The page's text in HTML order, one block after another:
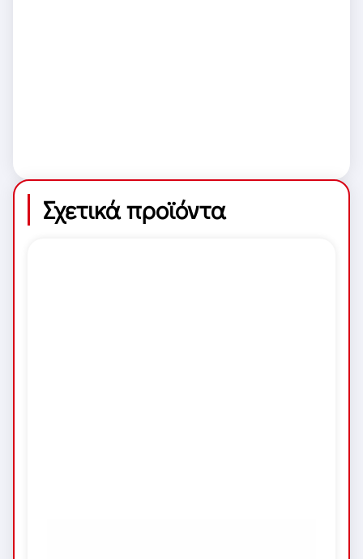
Σχετικά προϊόντα